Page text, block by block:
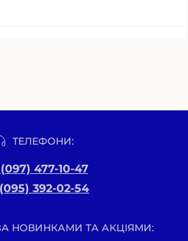
ТЕЛЕФОНИ:
477-10-47
392-02-54
НОВИНКАМИ ТА АКЦІЯМИ: